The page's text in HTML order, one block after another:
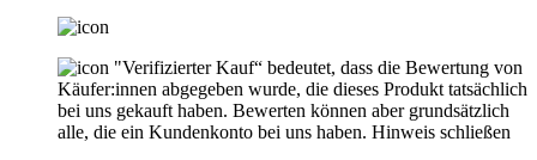
"Verifizierter Kauf“ bedeutet, dass die Bewertung von
Käufer:innen abgegeben wurde, die dieses Produkt tatsächlich
bei uns gekauft haben. Bewerten können aber grundsätzlich
alle, die ein Kundenkonto bei uns haben. Hinweis schließen